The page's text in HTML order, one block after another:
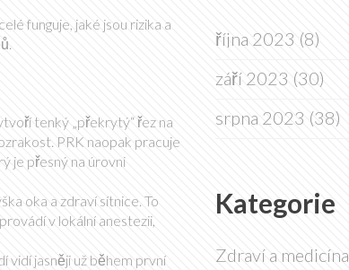
funguje, jaké jsou rizika a
tenký „překrytý“ řez na
PRK naopak pracuje
je přesný na úrovni
oka a zdraví sítnice. To
v lokální anestezii,
vidí jasněji už během první
října 2023 (8)
září 2023 (30)
srpna 2023 (38)
Kategorie
Zdraví a medicína